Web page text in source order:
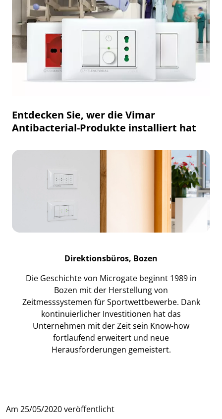
Entdecken Sie, wer die Vimar
Antibacterial-Produkte installiert hat
Direktionsbüros, Bozen
Die Geschichte von Microgate beginnt 1989 in
Bozen mit der Herstellung von
Zeitmesssystemen für Sportwettbewerbe. Dank
kontinuierlicher Investitionen hat das
Unternehmen mit der Zeit sein Know-how
fortlaufend erweitert und neue
Herausforderungen gemeistert.
Am 25/05/2020veröffentlicht